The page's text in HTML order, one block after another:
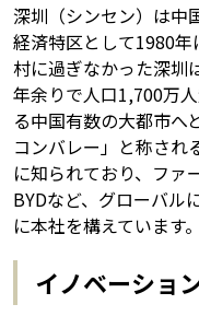
深圳（シンセン）は中
経済特区として1980
村に過ぎなかった深圳
年余りで人口1,700万
る中国有数の大都市へ
コンバレー」と称され
に知られており、ファ
BYDなど、グローバル
に本社を構えています。
イノベーショ